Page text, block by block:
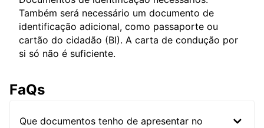
Também será necessário um documento de
identificação adicional, como passaporte ou
cartão do cidadão (BI). A carta de condução por
si só não é suficiente.
FaQs
Que documentos tenho de apresentar no